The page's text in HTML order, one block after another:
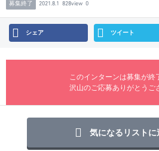
募集終了 2021.8.1 828view 0
シェア ツイート
このインターンは募集が終
沢山のご応募ありがとうご
気になるリストに